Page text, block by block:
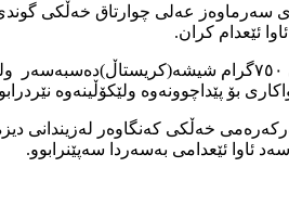
ئێعدام کران.
بەگوێرەی هەواڵەکە عەلی چوارتاق سێ ساڵ وحەوت مانگی بەرێ
ولێکۆڵینەوە نێردرابوو بۆلقی ۳۸ی دیوانی
زیندانییەک بەناوی عەلی ئەکبەرکەرەمی خەڵکی